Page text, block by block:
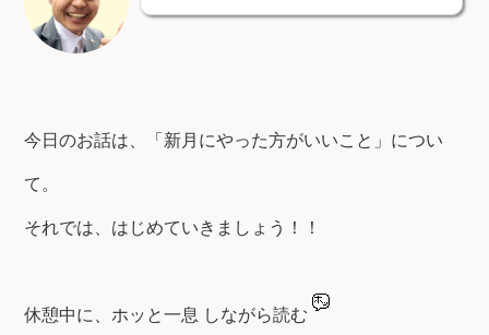
今日のお話は、「新月にやった方がいいこと」につい
て。
それでは、はじめていきましょう！！
休憩中に、ホッと一息 しながら読む